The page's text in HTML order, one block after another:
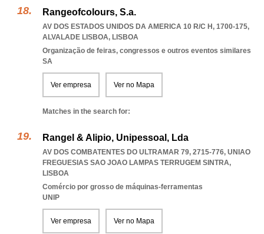
Rangeofcolours, S.a.
AV DOS ESTADOS UNIDOS DA AMERICA 10 R/C H, 1700-175,
ALVALADE LISBOA, LISBOA
Organização de feiras, congressos e outros eventos similares
SA
Ver empresa Ver no Mapa
Matches in the search for:
Rangel & Alipio, Unipessoal, Lda
AV DOS COMBATENTES DO ULTRAMAR 79, 2715-776, UNIAO
FREGUESIAS SAO JOAO LAMPAS TERRUGEM SINTRA,
LISBOA
Comércio por grosso de máquinas-ferramentas
UNIP
Ver empresa Ver no Mapa